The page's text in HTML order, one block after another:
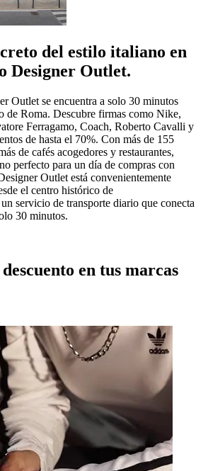
del estilo italiano en
Designer Outlet.
Outlet se encuentra a solo 30 minutos
de Roma. Descubre firmas como Nike,
Ferragamo, Coach, Roberto Cavalli y
de hasta el 70%. Con más de 155
de cafés acogedores y restaurantes,
perfecto para un día de compras con
Outlet está convenientemente
el centro histórico de
servicio de transporte diario que conecta
30 minutos.
en tus marcas